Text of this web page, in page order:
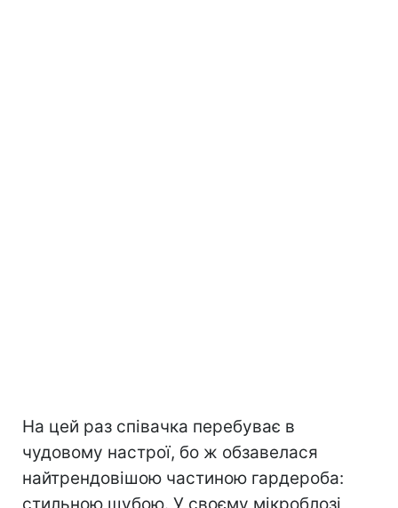
На цей раз співачка перебуває в
чудовому настрої, бо ж обзавелася
найтрендовішою частиною гардероба:
стильною шубою. У своєму мікроблозі